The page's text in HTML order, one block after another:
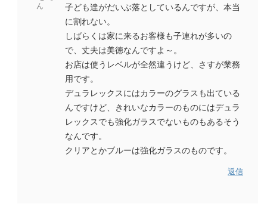
ん
子ども達がだいぶ落としているんですが、本当
に割れない。
しばらくは家に来るお客様も子連れが多いの
で、丈夫は美徳なんですよ～。
お店は使うレベルが全然違うけど、さすが業務
用です。
デュラレックスにはカラーのグラスも出ている
んですけど、きれいなカラーのものにはデュラ
レックスでも強化ガラスでないものもあるそう
なんです。
クリアとかブルーは強化ガラスのものです。
返信